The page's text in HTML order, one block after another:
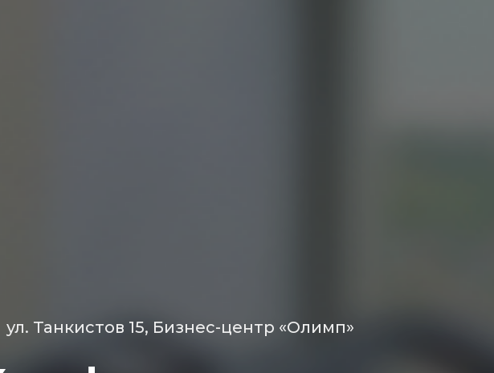
ул. Танкистов 15, Бизнес-центр «Олимп»